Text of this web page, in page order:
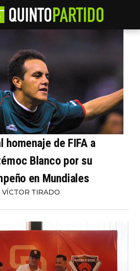
homenaje de FIFA a
Blanco por su
en Mundiales
VÍCTOR TIRADO